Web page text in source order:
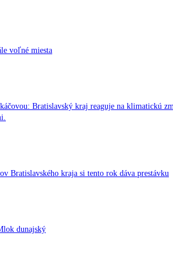
voľné miesta
Bratislavský kraj reaguje na klimatickú
Bratislavského kraja si tento rok dáva prestávku
dunajský